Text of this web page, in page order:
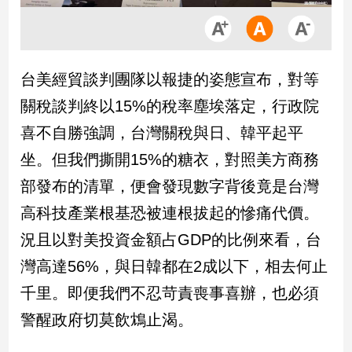
品
政
治
政
治
焦
品
觀
點
民
調
國
會
焦
台美經貿談判團隊以報捷的姿態宣布，對等
關稅談判終以15%的稅率塵埃落定，行政院
喜不自勝強調，台灣關稅與日、韓平起平
坐。但我們撕開15%的糖衣，對照美方商務
部發布的清單，便會發現數字背後竟是台灣
高科技產業根基恐被連根拔起的慘痛代價。
況且以對美投資金額占GDP的比例來看，台
灣高達56%，與日韓都在2成以下，相去何止
千里。即便我們不忍苛責喪事喜辦，也必須
警醒政府切莫飲鴆止渴。